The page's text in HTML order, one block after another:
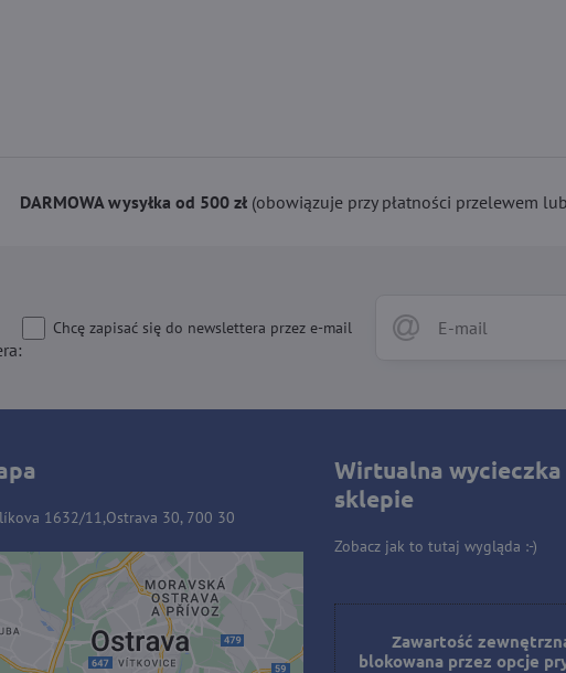
DARMOWA wysyłka od 500 zł(obowiązuje przy płatności przelewem
Chcę zapisać się do newslettera przez e-mail
1632/11,Ostrava 30, 700 30
Zawartość zewnętrzna jest
blokowana przez opcje
prywatności
Wirtualna
sklepie
Zobacz jak to tutaj wygląda :-)
Zawartość
blokowana przez opcje